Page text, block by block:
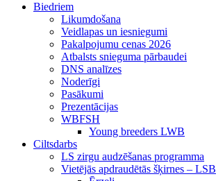
Biedriem
Likumdošana
Veidlapas un iesniegumi
Pakalpojumu cenas 2026
Atbalsts snieguma pārbaudei
DNS analīzes
Noderīgi
Pasākumi
Prezentācijas
WBFSH
Young breeders LWB
Ciltsdarbs
LS zirgu audzēšanas programma
Vietējās apdraudētās šķirnes – LSB